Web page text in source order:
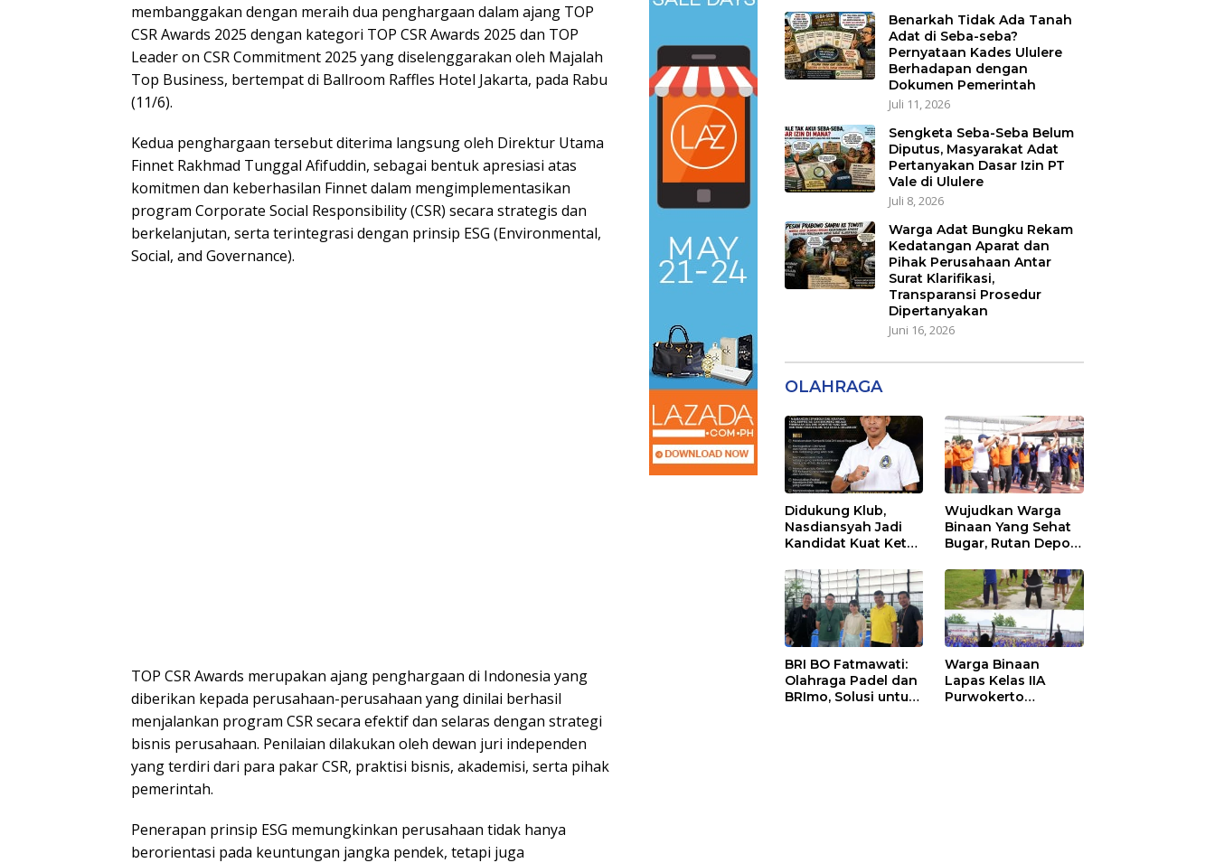
membanggakan dengan meraih dua penghargaan dalam ajang TOP
CSR Awards 2025 dengan kategori TOP CSR Awards 2025 dan TOP
Leader on CSR Commitment 2025 yang diselenggarakan oleh Majalah
Top Business, bertempat di Ballroom Raffles Hotel Jakarta, pada Rabu
(11/6).
Kedua penghargaan tersebut diterima langsung oleh Direktur Utama
Finnet Rakhmad Tunggal Afifuddin, sebagai bentuk apresiasi atas
komitmen dan keberhasilan Finnet dalam mengimplementasikan
program Corporate Social Responsibility (CSR) secara strategis dan
berkelanjutan, serta terintegrasi dengan prinsip ESG (Environmental,
Social, and Governance).
TOP CSR Awards merupakan ajang penghargaan di Indonesia yang
diberikan kepada perusahaan-perusahaan yang dinilai berhasil
menjalankan program CSR secara efektif dan selaras dengan strategi
bisnis perusahaan. Penilaian dilakukan oleh dewan juri independen
yang terdiri dari para pakar CSR, praktisi bisnis, akademisi, serta pihak
pemerintah.
Penerapan prinsip ESG memungkinkan perusahaan tidak hanya
berorientasi pada keuntungan jangka pendek, tetapi juga
Benarkah Tidak Ada Tanah
Adat di Seba-seba?
Pernyataan Kades Ululere
Berhadapan dengan
Dokumen Pemerintah
Juli 11, 2026
Sengketa Seba-Seba Belum
Diputus, Masyarakat Adat
Pertanyakan Dasar Izin PT
Vale di Ululere
Juli 8, 2026
Warga Adat Bungku Rekam
Kedatangan Aparat dan
Pihak Perusahaan Antar
Surat Klarifikasi,
Transparansi Prosedur
Dipertanyakan
Juni 16, 2026
OLAHRAGA
Didukung Klub,
Nasdiansyah Jadi
Kandidat Kuat Ketua
Wujudkan Warga
Binaan Yang Sehat
Bugar, Rutan Depok
Bersama
BRI BO Fatmawati:
Olahraga Padel dan
BRImo, Solusi untuk
Warga Binaan
Lapas Kelas IIA
Purwokerto